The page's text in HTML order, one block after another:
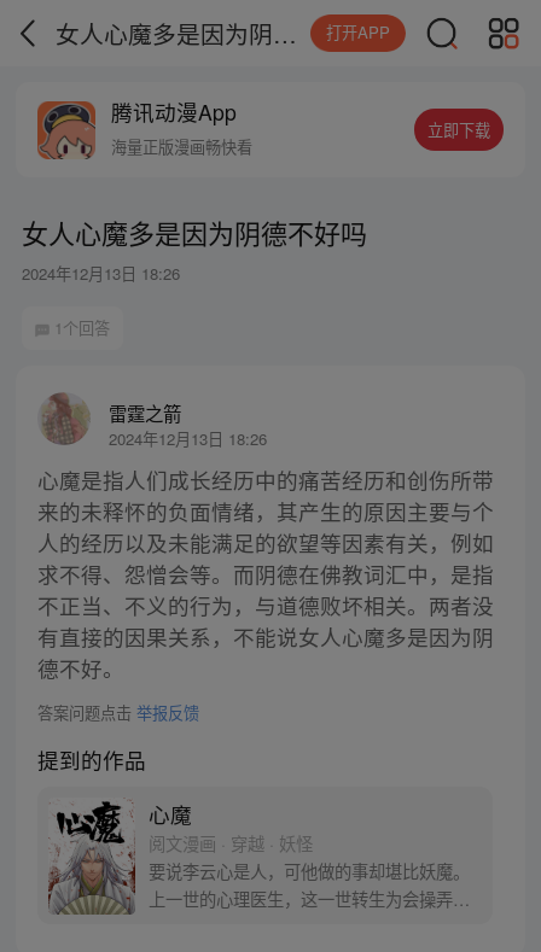
女人心魔多是因为阴德不好吗 打开APP
腾讯动漫App
海量正版漫画畅快看
立即下载
女人心魔多是因为阴德不好吗
2024年12月13日 18:26
1个回答
雷霆之箭
2024年12月13日 18:26
心魔是指人们成长经历中的痛苦经历和创伤所带
来的未释怀的负面情绪，其产生的原因主要与个
人的经历以及未能满足的欲望等因素有关，例如
求不得、怨憎会等。而阴德在佛教词汇中，是指
不正当、不义的行为，与道德败坏相关。两者没
有直接的因果关系，不能说女人心魔多是因为阴
德不好。
答案问题点击 举报反馈
提到的作品
心魔
阅文漫画 · 穿越 · 妖怪
要说李云心是人，可他做的事却堪比妖魔。
上一世的心理医生，这一世转生为会操弄术